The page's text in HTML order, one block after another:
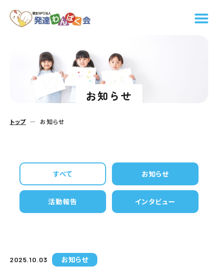
お知らせ
トップ お知らせ
すべて お知らせ
活動報告 インタビュー
2025.10.03
お知らせ